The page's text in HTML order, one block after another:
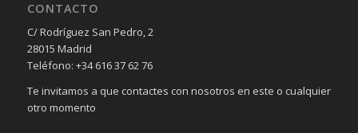
CONTACTO
C/ Rodríguez San Pedro, 2
28015 Madrid
Teléfono: +34 616 37 62 76
Te invitamos a que contactes con nosotros en este o cualquier
otro momento